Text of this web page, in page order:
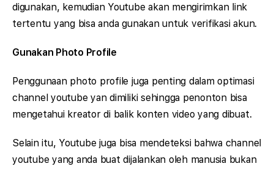
digunakan, kemudian Youtube akan mengirimkan link
tertentu yang bisa anda gunakan untuk verifikasi akun.
Gunakan Photo Profile
Penggunaan photo profile juga penting dalam optimasi
channel youtube yan dimiliki sehingga penonton bisa
mengetahui kreator di balik konten video yang dibuat.
Selain itu, Youtube juga bisa mendeteksi bahwa channel
youtube yang anda buat dijalankan oleh manusia bukan